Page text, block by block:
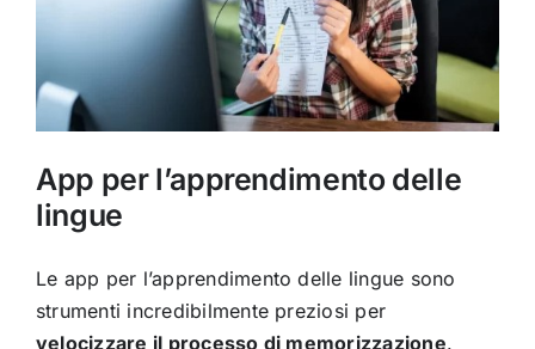
App per l’apprendimento delle
lingue
Le app per l’apprendimento delle lingue sono
strumenti incredibilmente preziosi per
velocizzare il processo di memorizzazione.